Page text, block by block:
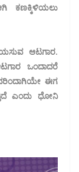
ಕಣಕ್ಕಿಳಿಯಲು
ಆಟಗಾರ.
ಒಂದಾದರೆ
ಈಗ
ಎಂದು ಧೋನಿ